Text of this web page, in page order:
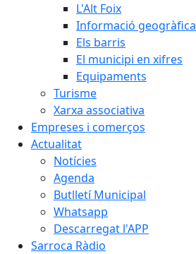
L'Alt Foix
Informació geogràfica
Els barris
El municipi en xifres
Equipaments
Turisme
Xarxa associativa
Empreses i comerços
Actualitat
Notícies
Agenda
Butlletí Municipal
Whatsapp
Descarregat l'APP
Sarroca Ràdio